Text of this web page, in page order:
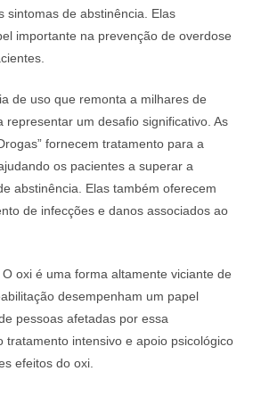
sintomas de abstinência. Elas
importante na prevenção de overdose
de uso que remonta a milhares de
representar um desafio significativo. As
fornecem tratamento para a
os pacientes a superar a
abstinência. Elas também oferecem
de infecções e danos associados ao
O oxi é uma forma altamente viciante de
desempenham um papel
pessoas afetadas por essa
tratamento intensivo e apoio psicológico
efeitos do oxi.